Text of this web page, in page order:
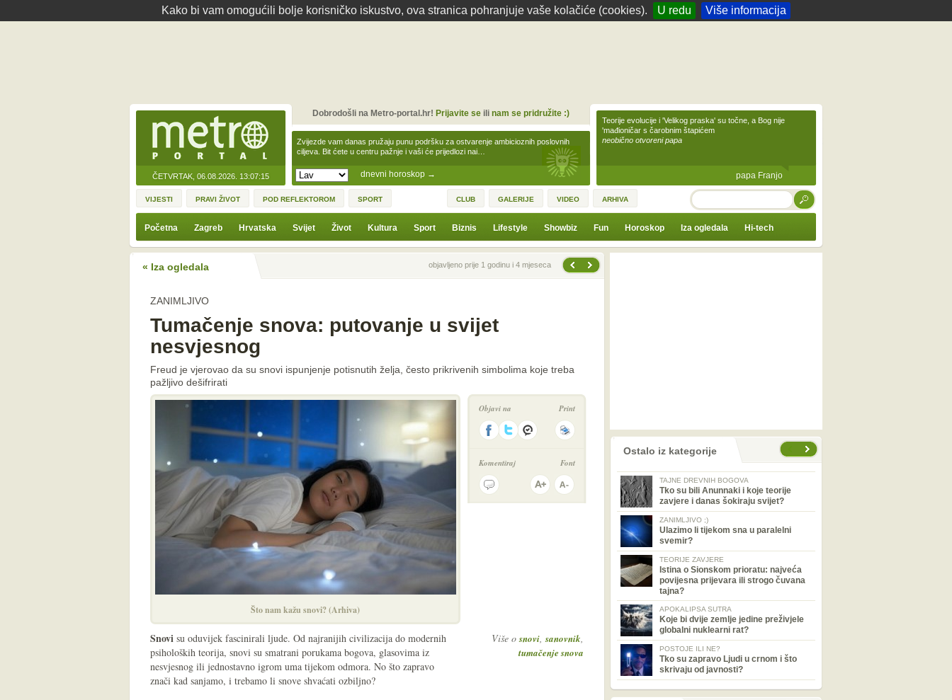
Kako bi vam omogućili bolje korisničko iskustvo, ova stranica pohranjuje vaše kolačiće (cookies). U redu Više informacija
ČETVRTAK, 06.08.2026. 13:07:15 dnevni horoskop →
Zvijezde vam danas pružaju punu podršku za ostvarenje ambicioznih poslovnih
ciljeva. Bit ćete u centru pažnje i vaši će prijedlozi nai…
Dobrodošli na Metro-portal.hr! Prijavite seili nam se pridružite :)
Teorije evolucije i 'Velikog praska' su točne, a Bog nije
'mađioničar s čarobnim štapićem
neobično otvoreni papa
papa Franjo
VIJESTI PRAVI ŽIVOT POD REFLEKTOROM SPORT CLUB GALERIJE VIDEO ARHIVA TRAŽI
Početna Zagreb Hrvatska Svijet Život Kultura Sport Biznis Lifestyle Showbiz Fun Horoskop Iza ogledala Hi-tech
« Iza ogledala Prethodna vijestobjavljeno prije 1 godinu i 4 mjeseca
ZANIMLJIVO
Tumačenje snova: putovanje u svijet
nesvjesnog
Freud je vjerovao da su snovi ispunjenje potisnutih želja, često prikrivenih simbolima koje treba
pažljivo dešifrirati
Što nam kažu snovi? (Arhiva)
Objavi na Print
Komentiraj Font
Više osnovi,sanovnik,
tumačenje snova
Snovi su oduvijek fascinirali ljude. Od najranijih civilizacija do modernih
psiholoških teorija, snovi su smatrani porukama bogova, glasovima iz
nesvjesnog ili jednostavno igrom uma tijekom odmora. No što zapravo
znači kad sanjamo, i trebamo li snove shvaćati ozbiljno?
Ostalo iz kategorije
TAJNE DREVNIH BOGOVA
Tko su bili Anunnaki i koje teorije
zavjere i danas šokiraju svijet?
ZANIMLJIVO ;)
Ulazimo li tijekom sna u paralelni
svemir?
TEORIJE ZAVJERE
Istina o Sionskom prioratu: najveća
povijesna prijevara ili strogo čuvana
tajna?
APOKALIPSA SUTRA
Koje bi dvije zemlje jedine preživjele
globalni nuklearni rat?
POSTOJE ILI NE?
Tko su zapravo Ljudi u crnom i što
skrivaju od javnosti?